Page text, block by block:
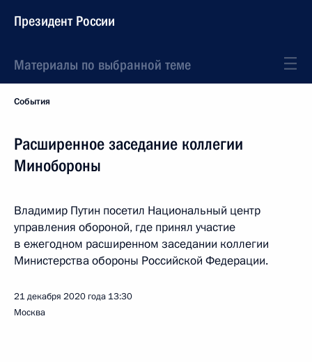
Президент России
Материалы по выбранной теме
События
Расширенное заседание коллегии
Минобороны
Владимир Путин посетил Национальный центр
управления обороной, где принял участие
в ежегодном расширенном заседании коллегии
Министерства обороны Российской Федерации.
21 декабря 2020 года 13:30
Москва